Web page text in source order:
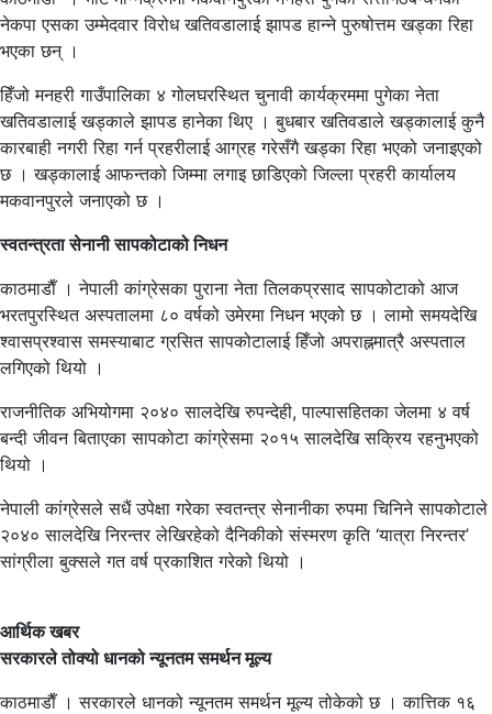
नेकपा एसका उम्मेदवार विरोध खतिवडालाई झापड हान्ने पुरुषोत्तम खड्का रिहा
भएका छन् ।
हिँजो मनहरी गाउँपालिका ४ गोलघरस्थित चुनावी कार्यक्रममा पुगेका नेता
खतिवडालाई खड्काले झापड हानेका थिए । बुधबार खतिवडाले खड्कालाई कुनै
कारबाही नगरी रिहा गर्न प्रहरीलाई आग्रह गरेसँगै खड्का रिहा भएको जनाइएको
छ । खड्कालाई आफन्तको जिम्मा लगाइ छाडिएको जिल्ला प्रहरी कार्यालय
मकवानपुरले जनाएको छ ।
स्वतन्त्रता सेनानी सापकोटाको निधन
काठमाडाैँ । नेपाली कांग्रेसका पुराना नेता तिलकप्रसाद सापकोटाको आज
भरतपुरस्थित अस्पतालमा ८० वर्षको उमेरमा निधन भएको छ । लामो समयदेखि
श्वासप्रश्वास समस्याबाट ग्रसित सापकोटालाई हिँजो अपराह्नमात्रै अस्पताल
लगिएको थियो ।
राजनीतिक अभियोगमा २०४० सालदेखि रुपन्देही, पाल्पासहितका जेलमा ४ वर्ष
बन्दी जीवन बिताएका सापकोटा कांग्रेसमा २०१५ सालदेखि सक्रिय रहनुभएको
थियो ।
नेपाली कांग्रेसले सधैं उपेक्षा गरेका स्वतन्त्र सेनानीका रुपमा चिनिने सापकोटाले
२०४० सालदेखि निरन्तर लेखिरहेको दैनिकीको संस्मरण कृति ‘यात्रा निरन्तर’
सांग्रीला बुक्सले गत वर्ष प्रकाशित गरेको थियो ।
आर्थिक खबर
सरकारले तोक्यो धानको न्यूनतम समर्थन मूल्य
काठमाडाैँ । सरकारले धानको न्यूनतम समर्थन मूल्य तोकेको छ । कात्तिक १६